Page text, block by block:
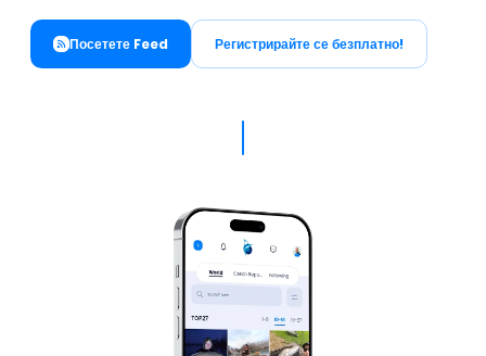
Посетете Feed Регистрирайте се безплатно!